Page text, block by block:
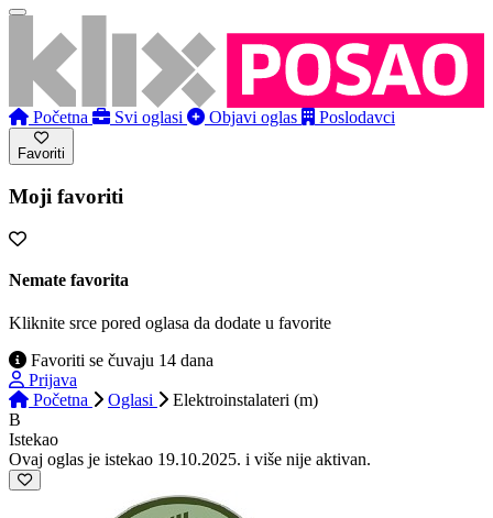
Početna Svi oglasi Objavi oglas Poslodavci
Favoriti
Moji favoriti
Nemate favorita
Kliknite srce pored oglasa da dodate u favorite
Favoriti se čuvaju 14 dana
Prijava
Početna
Oglasi
Elektroinstalateri (m)
B
Istekao
Ovaj oglas je istekao 19.10.2025. i više nije aktivan.